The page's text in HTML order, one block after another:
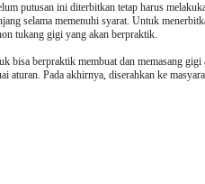
putusan ini diterbitkan tetap harus
selama memenuhi syarat. Untuk
tukang gigi yang akan berpraktik.
bisa berpraktik membuat dan memasang
aturan. Pada akhirnya, diserahkan ke